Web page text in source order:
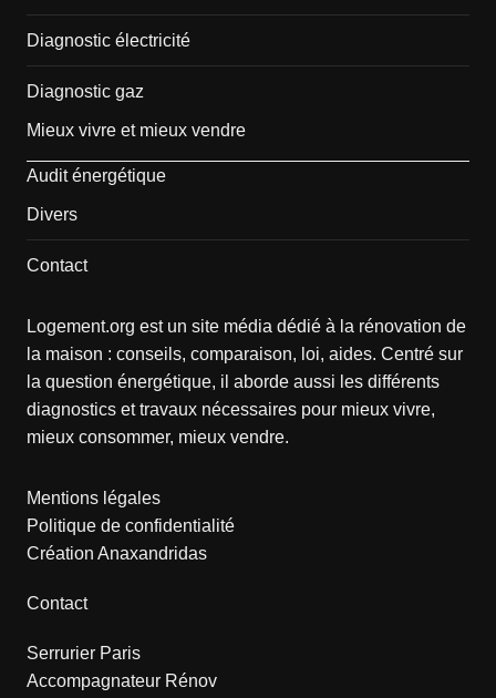
Diagnostic électricité
Diagnostic gaz
Mieux vivre et mieux vendre
Audit énergétique
Divers
Contact
Logement.org est un site média dédié à la rénovation de
la maison : conseils, comparaison, loi, aides. Centré sur
la question énergétique, il aborde aussi les différents
diagnostics et travaux nécessaires pour mieux vivre,
mieux consommer, mieux vendre.
Mentions légales
Politique de confidentialité
Création Anaxandridas
Contact
Serrurier Paris
Accompagnateur Rénov